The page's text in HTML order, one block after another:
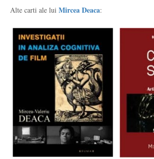
Alte carti ale lui Mircea Deaca: